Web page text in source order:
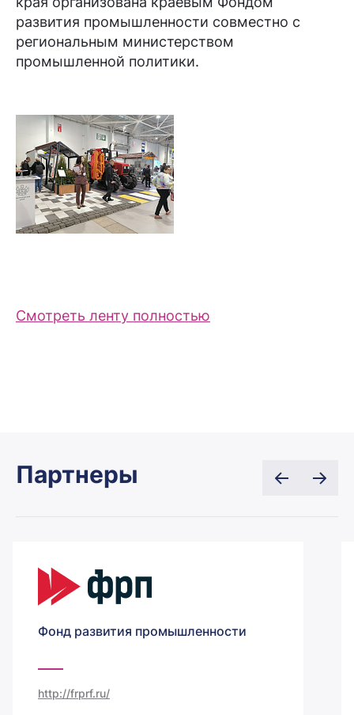
развития промышленности совместно с
региональным министерством
промышленной политики.
Смотреть ленту полностью
Партнеры
Фонд развития промышленности
http://frprf.ru/